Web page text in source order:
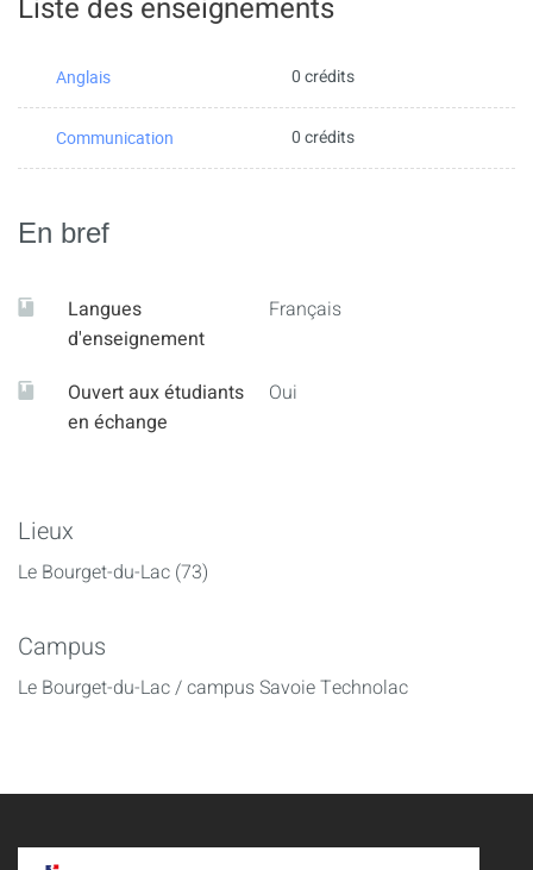
Liste des enseignements
Anglais 0 crédits
Communication 0 crédits
En bref
Langues
d'enseignement
Français
Ouvert aux étudiants
en échange
Oui
Lieux
Le Bourget-du-Lac (73)
Campus
Le Bourget-du-Lac / campus Savoie Technolac